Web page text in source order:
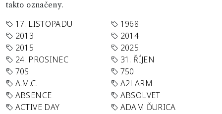
takto označeny.
17. LISTOPADU
1968
2013
2014
2015
2025
24. PROSINEC
31. ŘÍJEN
70S
750
A.M.C.
A2LARM
ABSENCE
ABSOLVET
ACTIVE DAY
ADAM ĎURICA